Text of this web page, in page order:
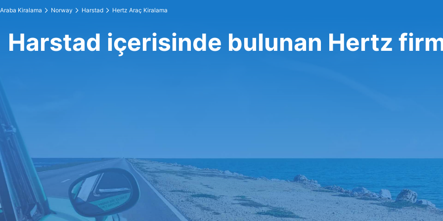
Araba Kiralama Norway Harstad Hertz Araç Kiralama
Harstad içerisinde bulunan Hertz